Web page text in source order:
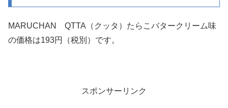
MARUCHAN QTTA（クッタ）たらこバタークリーム味
の価格は193円（税別）です。
スポンサーリンク